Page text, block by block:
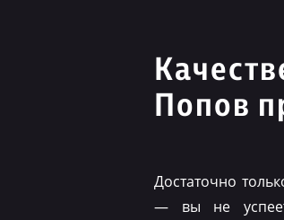
Попов
Достаточно
— вы не